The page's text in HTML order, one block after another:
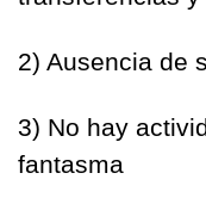
2) Ausencia de
3) No hay
fantasma